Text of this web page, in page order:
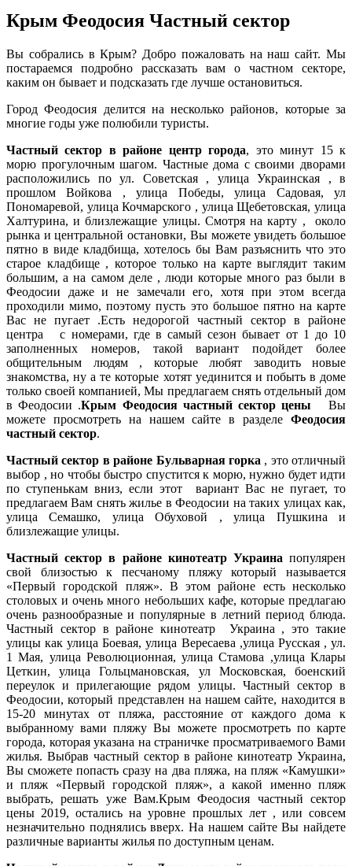
Крым Феодосия Частный сектор
Вы собрались в Крым? Добро пожаловать на наш сайт. Мы
постараемся подробно рассказать вам о частном секторе,
каким он бывает и подсказать где лучше остановиться.
Город Феодосия делится на несколько районов, которые за
многие годы уже полюбили туристы.
Частный сектор в районе центр города, это минут 15 к
морю прогулочным шагом. Частные дома с своими дворами
расположились по ул. Советская , улица Украинская , в
прошлом Войкова , улица Победы, улица Садовая, ул
Пономаревой, улица Кочмарского , улица Щебетовская, улица
Халтурина, и близлежащие улицы. Смотря на карту , около
рынка и центральной остановки, Вы можете увидеть большое
пятно в виде кладбища, хотелось бы Вам разъяснить что это
старое кладбище , которое только на карте выглядит таким
большим, а на самом деле , люди которые много раз были в
Феодосии даже и не замечали его, хотя при этом всегда
проходили мимо, поэтому пусть это большое пятно на карте
Вас не пугает .Есть недорогой частный сектор в районе
центра с номерами, где в самый сезон бывает от 1 до 10
заполненных номеров, такой вариант подойдет более
общительным людям , которые любят заводить новые
знакомства, ну а те которые хотят уединится и побыть в доме
только своей компанией, Мы предлагаем снять отдельный дом
в Феодосии .Крым Феодосия частный сектор ценыВы
можете просмотреть на нашем сайте в разделе Феодосия
частный сектор.
Частный сектор в районе Бульварная горка , это отличный
выбор , но чтобы быстро спустится к морю, нужно будет идти
по ступенькам вниз, если этот вариант Вас не пугает, то
предлагаем Вам снять жилье в Феодосии на таких улицах как,
улица Семашко, улица Обуховой , улица Пушкина и
близлежащие улицы.
Частный сектор в районе кинотеатр Украина популярен
свой близостью к песчаному пляжу который называется
«Первый городской пляж». В этом районе есть несколько
столовых и очень много небольших кафе, которые предлагаю
очень разнообразные и популярные в летний период блюда.
Частный сектор в районе кинотеатр Украина , это такие
улицы как улица Боевая, улица Вересаева ,улица Русская , ул.
1 Мая, улица Революционная, улица Стамова ,улица Клары
Цеткин, улица Гольцмановская, ул Московская, боенский
переулок и прилегающие рядом улицы. Частный сектор в
Феодосии, который представлен на нашем сайте, находится в
15-20 минутах от пляжа, расстояние от каждого дома к
выбранному вами пляжу Вы можете просмотреть по карте
города, которая указана на страничке просматриваемого Вами
жилья. Выбрав частный сектор в районе кинотеатр Украина,
Вы сможете попасть сразу на два пляжа, на пляж «Камушки»
и пляж «Первый городской пляж», а какой именно пляж
выбрать, решать уже Вам.Крым Феодосия частный сектор
цены 2019, остались на уровне прошлых лет , или совсем
незначительно поднялись вверх. На нашем сайте Вы найдете
различные варианты жилья по доступным ценам.